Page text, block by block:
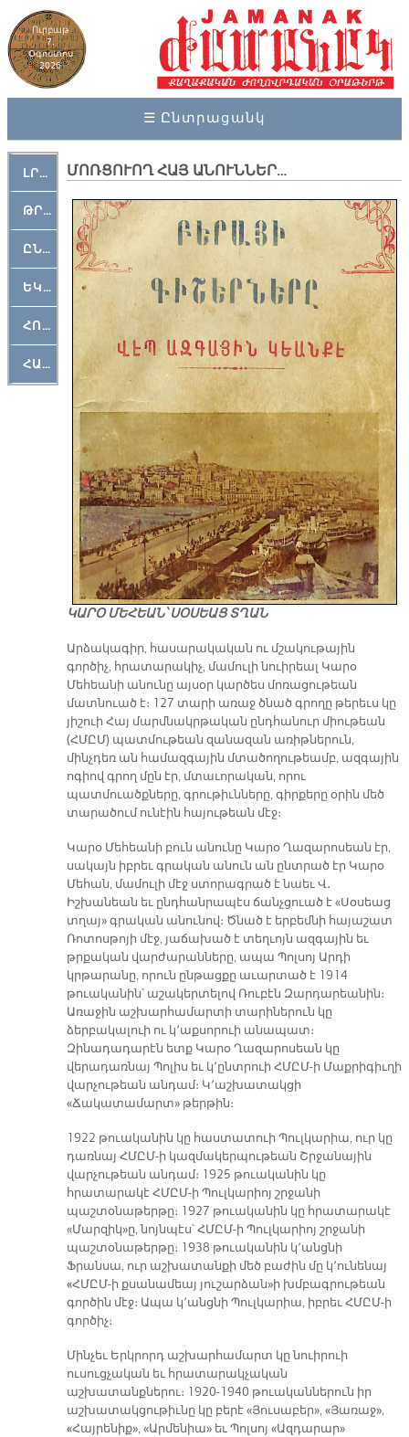
Ուրբաթ
7,
Օգոստոս
2026
☰ Ընտրացանկ
ԼՐԱՀՈՍ
ԹՐՔԱՀԱՅ ԿԵԱՆՔ
ԸՆԿԵՐԱՄՇԱԿՈՒԹԱՅԻՆ
ԵԿԵՂԵՑԱԿԱՆ
ՀՈԳԵՄՏԱՒՈՐ
ՀԱՐԹԱԿ
ՄՈՌՑՈՒՈՂ ՀԱՅ ԱՆՈՒՆՆԵՐ…
ԿԱՐՕ ՄԵՀԵԱՆ՝ ՍՕՍԵԱՑ ՏՂԱՆ
Արձակագիր, հասարակական ու մշակութային
գործիչ, հրատարակիչ, մամուլի նուիրեալ Կարօ
Մեհեանի անունը այսօր կարծես մոռացութեան
մատնուած է։ 127 տարի առաջ ծնած գրողը թերեւս կը
յիշուի Հայ մարմնակրթական ընդհանուր միութեան
(ՀՄԸՄ) պատմութեան զանազան առիթներուն,
մինչդեռ ան համազգային մտածողութեամբ, ազգային
ոգիով գրող մըն էր, մտաւորական, որու
պատմուածքները, գրութիւնները, գիրքերը օրին մեծ
տարածում ունէին հայութեան մէջ։
Կարօ Մեհեանի բուն անունը Կարօ Ղազարոսեան էր,
սակայն իբրեւ գրական անուն ան ընտրած էր Կարօ
Մեհան, մամուլի մէջ ստորագրած է նաեւ Վ․
Իշխանեան եւ ընդհանրապէս ճանչցուած է «Սօսեաց
տղայ» գրական անունով։ Ծնած է երբեմնի հայաշատ
Ռոտոսթոյի մէջ, յաճախած է տեղւոյն ազգային եւ
թրքական վարժարանները, ապա Պոլսոյ Արդի
կրթարանը, որուն ընթացքը աւարտած է 1914
թուականին՝ աշակերտելով Ռուբէն Զարդարեանին։
Առաջին աշխարհամարտի տարիներուն կը
ձերբակալուի ու կ՚աքսորուի անապատ։
Զինադադարէն ետք Կարօ Ղազարոսեան կը
վերադառնայ Պոլիս եւ կ՚ընտրուի ՀՄԸՄ-ի Մաքրիգիւղի
վարչութեան անդամ։ Կ՚աշխատակցի
«Ճակատամարտ» թերթին։
1922 թուականին կը հաստատուի Պուլկարիա, ուր կը
դառնայ ՀՄԸՄ-ի կազմակերպութեան Շրջանային
վարչութեան անդամ։ 1925 թուականին կը
հրատարակէ ՀՄԸՄ-ի Պուլկարիոյ շրջանի
պաշտօնաթերթը։ 1927 թուականին կը հրատարակէ
«Մարզիկ»ը, նոյնպէս՝ ՀՄԸՄ-ի Պուլկարիոյ շրջանի
պաշտօնաթերթը։ 1938 թուականին կ՚անցնի
Ֆրանսա, ուր աշխատանքի մեծ բաժին մը կ՚ունենայ
«ՀՄԸՄ-ի քսանամեայ յուշարձան»ի խմբագրութեան
գործին մէջ։ Ապա կ՚անցնի Պուլկարիա, իբրեւ ՀՄԸՄ-ի
գործիչ։
Մինչեւ Երկրորդ աշխարհամարտ կը նուիրուի
ուսուցչական եւ հրատարակչական
աշխատանքներու։ 1920-1940 թուականներուն իր
աշխատակցութիւնը կը բերէ «Յուսաբեր», «Յառաջ»,
«Հայրենիք», «Արմենիա» եւ Պոլսոյ «Ազդարար»